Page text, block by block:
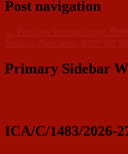
Post navigation
← Previous Previous post:
Next → Next post: বাতাসে টাকা
Primary Sidebar
ICA/C/1483/2026-